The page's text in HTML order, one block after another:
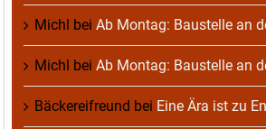
Michl bei Ab Montag: Baustelle an
Michl bei Ab Montag: Baustelle an
Bäckereifreund bei Eine Ära ist zu